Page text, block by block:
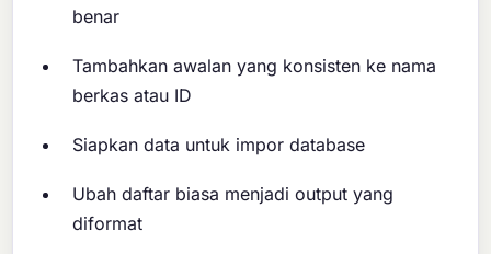
benar
Tambahkan awalan yang konsisten ke nama
berkas atau ID
Siapkan data untuk impor database
Ubah daftar biasa menjadi output yang
diformat